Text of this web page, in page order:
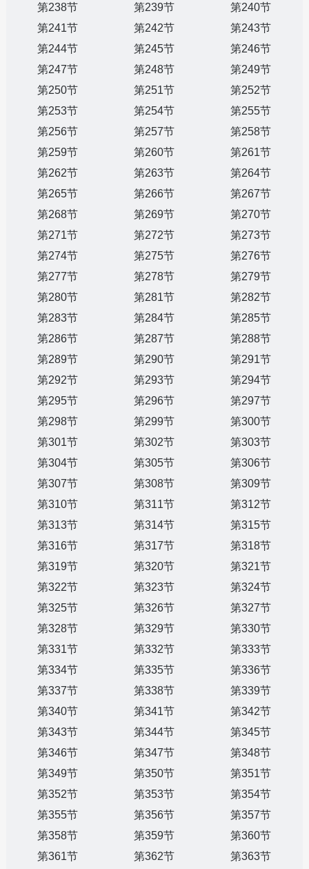
第238节
第239节
第240节
第241节
第242节
第243节
第244节
第245节
第246节
第247节
第248节
第249节
第250节
第251节
第252节
第253节
第254节
第255节
第256节
第257节
第258节
第259节
第260节
第261节
第262节
第263节
第264节
第265节
第266节
第267节
第268节
第269节
第270节
第271节
第272节
第273节
第274节
第275节
第276节
第277节
第278节
第279节
第280节
第281节
第282节
第283节
第284节
第285节
第286节
第287节
第288节
第289节
第290节
第291节
第292节
第293节
第294节
第295节
第296节
第297节
第298节
第299节
第300节
第301节
第302节
第303节
第304节
第305节
第306节
第307节
第308节
第309节
第310节
第311节
第312节
第313节
第314节
第315节
第316节
第317节
第318节
第319节
第320节
第321节
第322节
第323节
第324节
第325节
第326节
第327节
第328节
第329节
第330节
第331节
第332节
第333节
第334节
第335节
第336节
第337节
第338节
第339节
第340节
第341节
第342节
第343节
第344节
第345节
第346节
第347节
第348节
第349节
第350节
第351节
第352节
第353节
第354节
第355节
第356节
第357节
第358节
第359节
第360节
第361节
第362节
第363节